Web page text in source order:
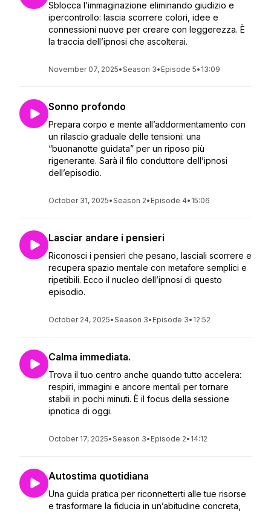
Sblocca l’immaginazione eliminando giudizio e
ipercontrollo: lascia scorrere colori, idee e
connessioni nuove per creare con leggerezza. È
la traccia dell’ipnosi che ascolterai.
November 07, 2025•Season 3• Episode 5• 13:09
Sonno profondo
Prepara corpo e mente all’addormentamento con
un rilascio graduale delle tensioni: una
“buonanotte guidata” per un riposo più
rigenerante. Sarà il filo conduttore dell’ipnosi
dell’episodio.
October 31, 2025•Season 2• Episode 4• 15:06
Lasciar andare i pensieri
Riconosci i pensieri che pesano, lasciali scorrere e
recupera spazio mentale con metafore semplici e
ripetibili. Ecco il nucleo dell’ipnosi di questo
episodio.
October 24, 2025•Season 3• Episode 3• 12:52
Calma immediata.
Trova il tuo centro anche quando tutto accelera:
respiri, immagini e ancore mentali per tornare
stabili in pochi minuti. È il focus della sessione
ipnotica di oggi.
October 17, 2025•Season 3• Episode 2• 14:12
Autostima quotidiana
Una guida pratica per riconnetterti alle tue risorse
e trasformare la fiducia in un’abitudine concreta,